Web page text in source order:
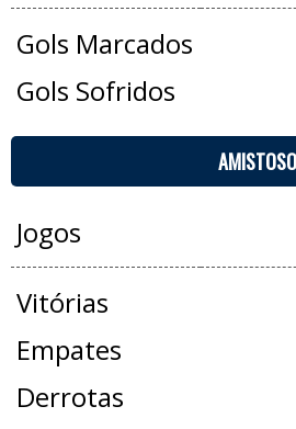
Gols Marcados
Gols Sofridos
Jogos
Vitórias
Empates
Derrotas